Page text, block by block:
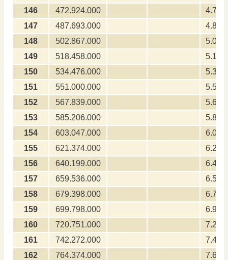
146
472.924.000
147
487.693.000
148
502.867.000
149
518.458.000
150
534.476.000
151
551.000.000
152
567.839.000
153
585.206.000
154
603.047.000
155
621.374.000
156
640.199.000
157
659.536.000
158
679.398.000
159
699.798.000
160
720.751.000
161
742.272.000
162
764.374.000